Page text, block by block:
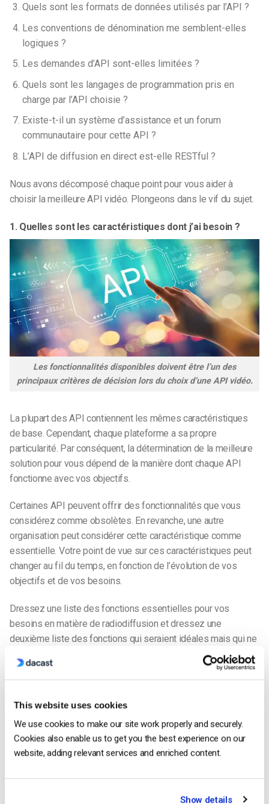
This website uses cookies
We use cookies to make our site work properly and securely.
Cookies also enable us to get you the best experience on our
website, adding relevant services and enriched content.
Show details
Quels sont les formats de données utilisés par l’API ?
Les conventions de dénomination me semblent-elles
logiques ?
Les demandes d’API sont-elles limitées ?
Quels sont les langages de programmation pris en
charge par l’API choisie ?
Existe-t-il un système d’assistance et un forum
communautaire pour cette API ?
L’API de diffusion en direct est-elle RESTful ?
Nous avons décomposé chaque point pour vous aider à
choisir la meilleure API vidéo. Plongeons dans le vif du sujet.
1. Quelles sont les caractéristiques dont j’ai besoin ?
Les fonctionnalités disponibles doivent être l’un des
principaux critères de décision lors du choix d’une API vidéo.
La plupart des API contiennent les mêmes caractéristiques
de base. Cependant, chaque plateforme a sa propre
particularité. Par conséquent, la détermination de la meilleure
solution pour vous dépend de la manière dont chaque API
fonctionne avec vos objectifs.
Certaines API peuvent offrir des fonctionnalités que vous
considérez comme obsolètes. En revanche, une autre
organisation peut considérer cette caractéristique comme
essentielle. Votre point de vue sur ces caractéristiques peut
changer au fil du temps, en fonction de l’évolution de vos
objectifs et de vos besoins.
Dressez une liste des fonctions essentielles pour vos
besoins en matière de radiodiffusion et dressez une
deuxième liste des fonctions qui seraient idéales mais qui ne
sont pas essentielles. Vous pouvez évaluer vos choix d’API
de diffusion vidéo en direct en fonction des fonctionnalités
2. Existe-t-il une documentation complète ?
L’utilisation d’une nouvelle API est similaire à l’apprentissage
d’une nouvelle langue. Il est difficile d’acquérir cette
compétence sans ressources formelles. Bien sûr, vous
pouvez vous débrouiller après quelques expériences, mais